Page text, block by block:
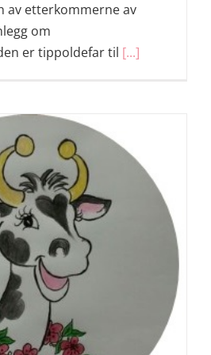
av etterkommerne av
om
er tippoldefar til [...]